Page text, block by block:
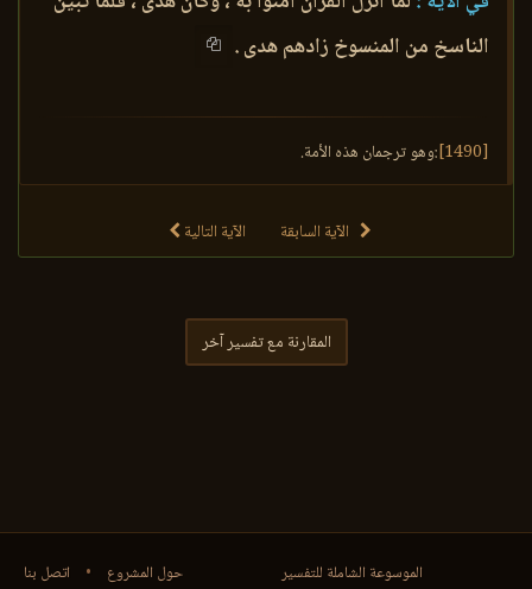
الناسخ من المنسوخ زادهم هدى .
[1490] :وهو ترجمان هذه الأمة.
الآية السابقة الآية التالية
المقارنة مع تفسير آخر
حول المشروع • اتصل بنا الموسوعة الشاملة للتفسير